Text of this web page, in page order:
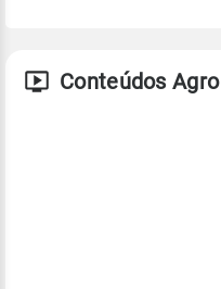
Conteúdos Agro